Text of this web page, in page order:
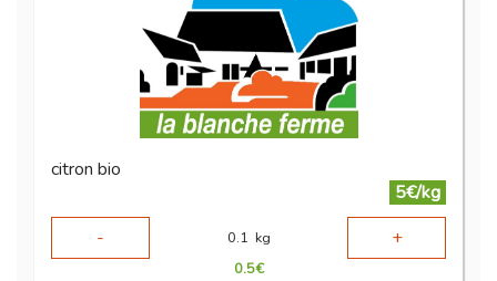
citron bio
5€/kg
-
0.1 kg +
0.5€